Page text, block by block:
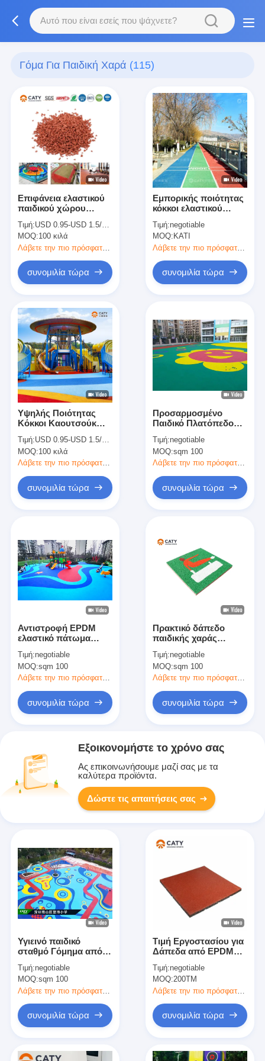
Γόμα Για Παιδική Χαρά (115)
Επιφάνεια ελαστικού
παιδικού χώρου
ελαστικού για το
δάπεδο ασφαλείας
παιδικού χώρου
Τιμή:USD 0.95-USD 1.5/KG
MOQ:100 κιλά
Λάβετε την πιο πρόσφατη τιμή
συνομιλία τώρα
Εμπορικής ποιότητας
κόκκοι ελαστικού
αθλητική εγκατάσταση
κατάρτισης Kurash
Τιμή:negotiable
MOQ: ΚΑΤΙ
συνομιλία τώρα
Υψηλής Ποιότητας
Κόκκοι Καουτσούκ
Επιφάνεια Ταρτάν για
Εξωτερικούς Χώρους
Παιδικής Χαράς
Τιμή:USD 0.95-USD 1.5/KG
MOQ:100 κιλά
Λάβετε την πιο πρόσφατη τιμή
συνομιλία τώρα
Προσαρμοσμένο
Παιδικό Πλατόπεδο
Παιδικό Σχολείο
Τιμή:negotiable
MOQ:sqm 100
συνομιλία τώρα
Αντιστροφή EPDM
ελαστικό πάτωμα
ανθεκτικά στα UV
πολυχρώματα
Τιμή:negotiable
MOQ:sqm 100
Λάβετε την πιο πρόσφατη τιμή
συνομιλία τώρα
Πρακτικό δάπεδο
παιδικής χαράς
εξωτερικά ελαστικά
στρώματα για το
χώρο παιχνιδιού
Τιμή:negotiable
MOQ:sqm 100
Λάβετε την πιο πρόσφατη τιμή
συνομιλία τώρα
Εξοικονομήστε το χρόνο σας
Ας επικοινωνήσουμε μαζί σας με τα
καλύτερα προϊόντα.
Δώστε τις απαιτήσεις σας
Υγιεινό παιδικό
σταθμό Γόμημα από
ανθεκτικότητα άνετο
Τιμή:negotiable
MOQ:sqm 100
Λάβετε την πιο πρόσφατη τιμή
συνομιλία τώρα
Τιμή Εργοστασίου για
Δάπεδα από EPDM
Αντιολισθητικά και
Ανθεκτικά στις
Καιρικές Συνθήκες για
Υπαίθρια Γυμναστήρια
και Παιδικές Χαρές
Τιμή:negotiable
MOQ:200ΤΜ
συνομιλία τώρα